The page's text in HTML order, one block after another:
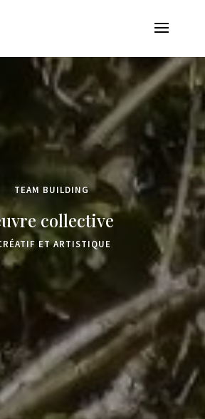
TEAM BUILDING
collective
ET ARTISTIQUE